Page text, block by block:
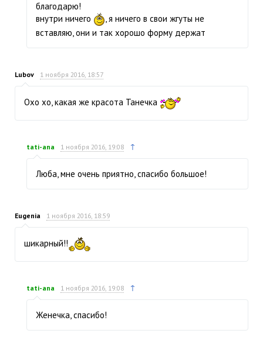
благодарю!
внутри ничего
, я ничего в свои жгуты не
вставляю, они и так хорошо форму держат
Lubov 1 ноября 2016, 18:57
Охо хо, какая же красота Танечка
tati-ana 1 ноября 2016, 19:08 ↑
Люба, мне очень приятно, спасибо большое!
Eugenia 1 ноября 2016, 18:59
шикарный!!
tati-ana 1 ноября 2016, 19:08 ↑
Женечка, спасибо!